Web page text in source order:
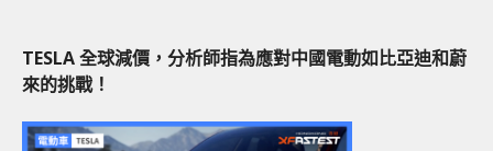
TESLA 全球減價，分析師指為應對中國電動如比亞迪和蔚
來的挑戰！